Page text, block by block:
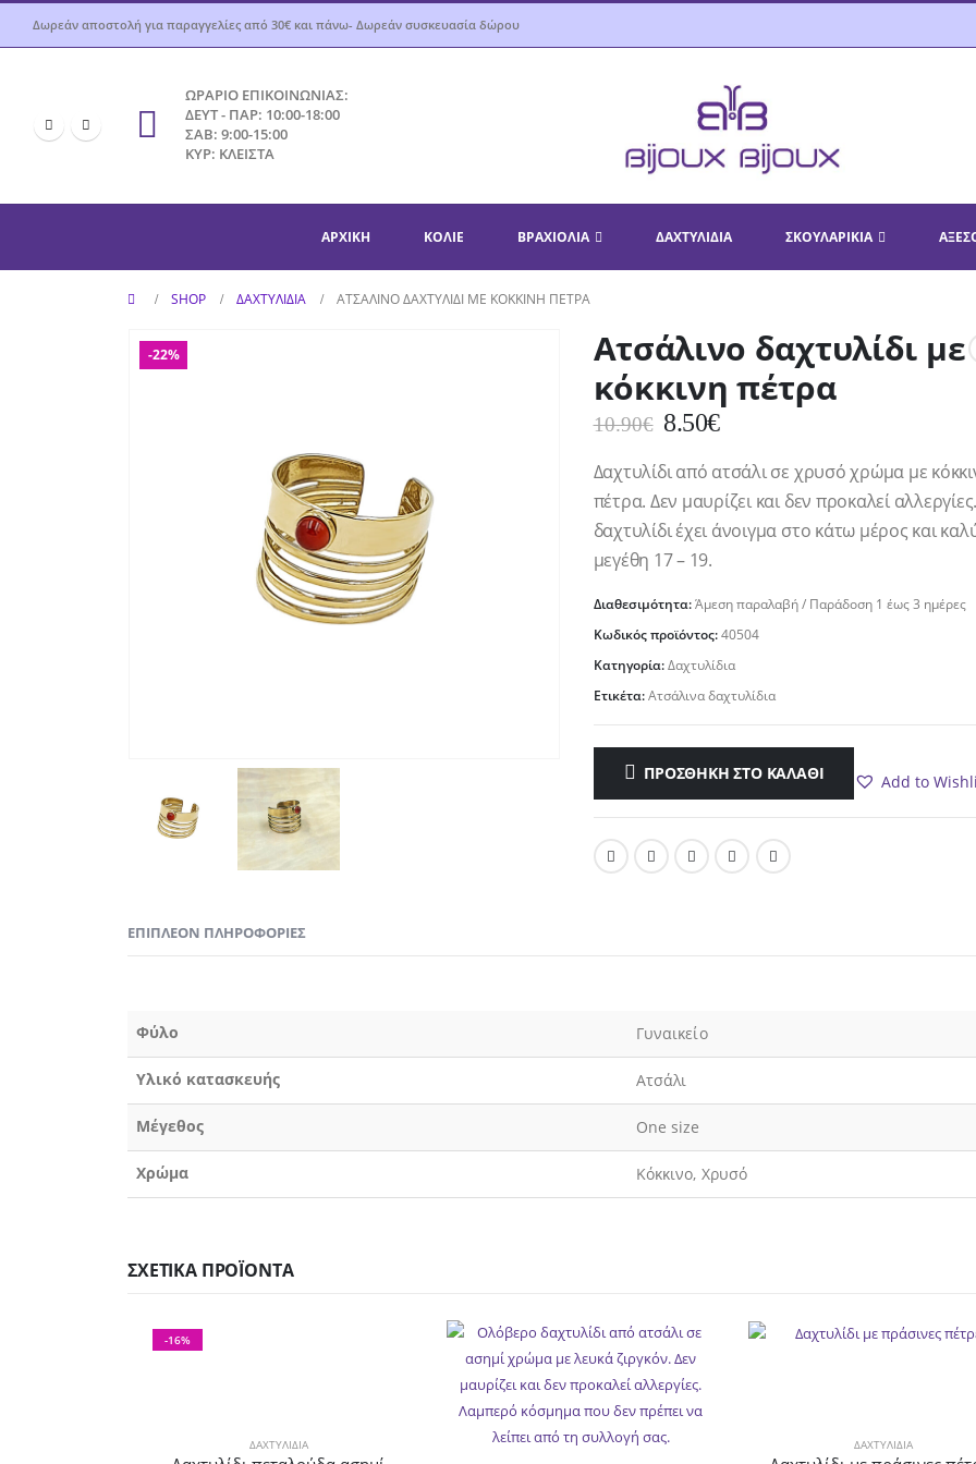
Δωρεάν αποστολή για παραγγελίες από 30€ και πάνω- Δωρεάν συσκευασία δώρου
ΩΡΑΡΙΟ ΕΠΙΚΟΙΝΩΝΙΑΣ:
ΔΕΥΤ - ΠΑΡ: 10:00-18:00
ΣΑΒ: 9:00-15:00
ΚΥΡ: ΚΛΕΙΣΤΑ
ΑΡΧΙΚΉ ΚΟΛΙΈ ΒΡΑΧΙΌΛΙΑ ΔΑΧΤΥΛΊΔΙΑ ΣΚΟΥΛΑΡΊΚΙΑ
SHOP ΔΑΧΤΥΛΊΔΙΑ ΑΤΣΆΛΙΝΟ ΔΑΧΤΥΛΊΔΙ ΜΕ ΚΌΚΚΙΝΗ ΠΈΤΡΑ
-22%
Ατσάλινο δαχτυλίδι με
κόκκινη πέτρα
10.90€ Original
was:
10.90€.
8.50€Η
τιμή
είναι:
8.50€.
Δαχτυλίδι από ατσάλι σε χρυσό χρώμα με
πέτρα. Δεν μαυρίζει και δεν προκαλεί
δαχτυλίδι έχει άνοιγμα στο κάτω μέρος και
μεγέθη 17 – 19.
Διαθεσιμότητα:Άμεση παραλαβή / Παράδoση 1 έως 3 ημέρες
Κωδικός προϊόντος:40504
Κατηγορία:Δαχτυλίδια
Ετικέτα:Ατσάλινα δαχτυλίδια
ΠΡΟΣΘΉΚΗ ΣΤΟ ΚΑΛΆΘΙ Add to
ΕΠΙΠΛΈΟΝ ΠΛΗΡΟΦΟΡΊΕΣ
Φύλο Γυναικείο
Υλικό κατασκευής Ατσάλι
Μέγεθος One size
Χρώμα Κόκκινο, Χρυσό
ΣΧΕΤΙΚΆ ΠΡΟΪΌΝΤΑ
-16%
ΔΑΧΤΥΛΊΔΙΑ ΔΑΧΤΥΛΊΔΙΑ